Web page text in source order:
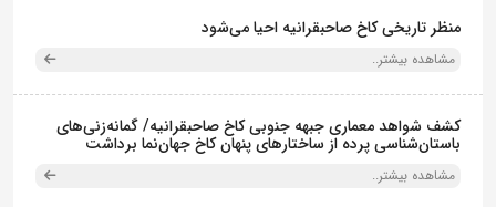
منظر تاریخی کاخ صاحبقرانیه احیا می‌شود
مشاهده بیشتر..
کشف شواهد معماری جبهه جنوبی کاخ صاحبقرانیه/ گمانه‌زنی‌های
باستان‌شناسی پرده از ساختارهای پنهان کاخ جهان‌نما برداشت
مشاهده بیشتر..